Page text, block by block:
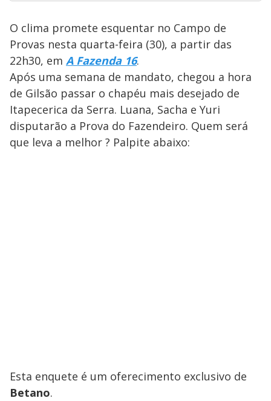
O clima promete esquentar no Campo de
Provas nesta quarta-feira (30), a partir das
22h30, em A Fazenda 16.
Após uma semana de mandato, chegou a hora
de Gilsão passar o chapéu mais desejado de
Itapecerica da Serra. Luana, Sacha e Yuri
disputarão a Prova do Fazendeiro. Quem será
que leva a melhor ? Palpite abaixo:
Esta enquete é um oferecimento exclusivo de
Betano.